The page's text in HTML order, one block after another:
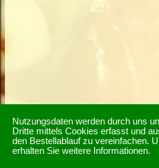
Nutzungsdaten werden durch uns
Dritte mittels Cookies erfasst und
den Bestellablauf zu vereinfachen.
erhalten Sie weitere Informationen.